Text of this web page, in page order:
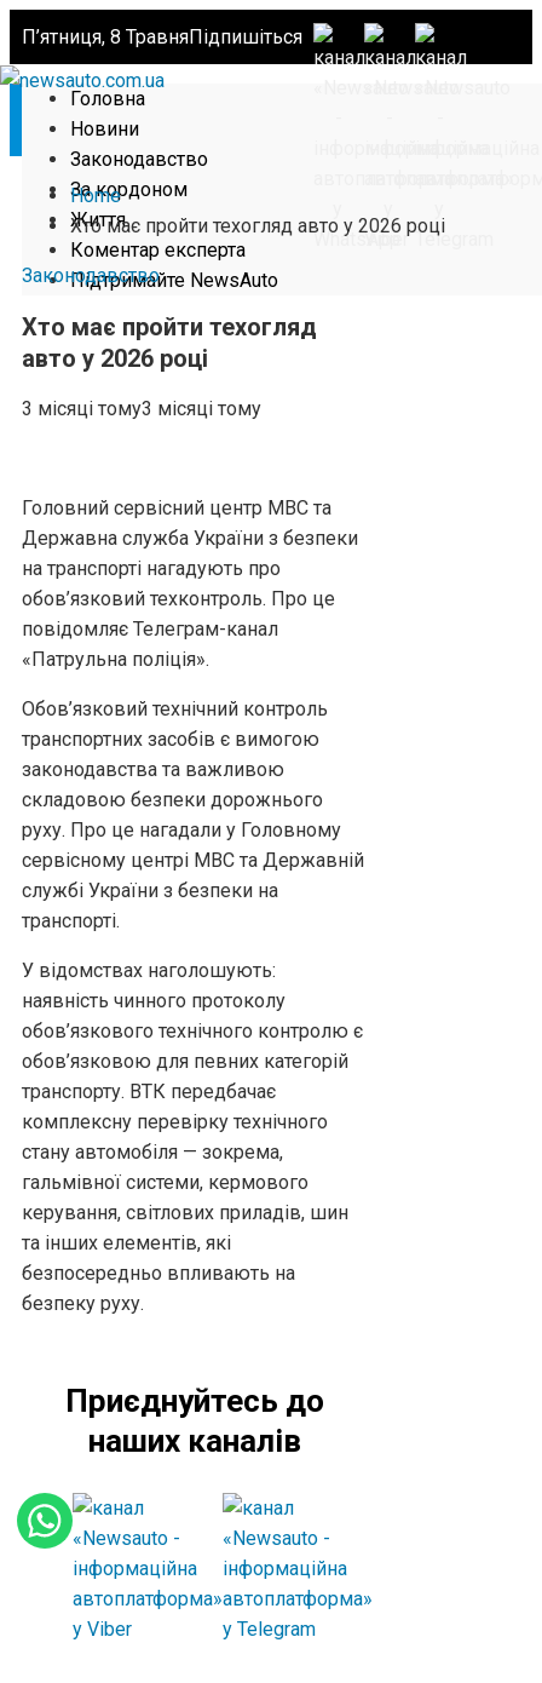
П’ятниця, 8 ТравняПідпишіться
Головна
Новини
Законодавство
За кордоном
Життя
Коментар експерта
Підтримайте NewsAuto
Home
Хто має пройти техогляд авто у 2026 році
Законодавство
Хто має пройти техогляд
авто у 2026 році
3 місяці тому3 місяці тому
Головний сервісний центр МВС та
Державна служба України з безпеки
на транспорті нагадують про
обов’язковий техконтроль. Про це
повідомляє Телеграм-канал
«Патрульна поліція».
Обов’язковий технічний контроль
транспортних засобів є вимогою
законодавства та важливою
складовою безпеки дорожнього
руху. Про це нагадали у Головному
сервісному центрі МВС та Державній
службі України з безпеки на
транспорті.
У відомствах наголошують:
наявність чинного протоколу
обов’язкового технічного контролю є
обов’язковою для певних категорій
транспорту. ВТК передбачає
комплексну перевірку технічного
стану автомобіля — зокрема,
гальмівної системи, кермового
керування, світлових приладів, шин
та інших елементів, які
безпосередньо впливають на
безпеку руху.
Приєднуйтесь до
наших каналів